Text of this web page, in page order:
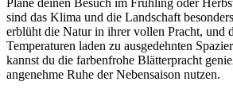
Plane deinen Besuch im Frühling oder
sind das Klima und die Landschaft
erblüht die Natur in ihrer vollen Pracht, und
Temperaturen laden zu ausgedehnten
kannst du die farbenfrohe Blätterpracht
angenehme Ruhe der Nebensaison nutzen.